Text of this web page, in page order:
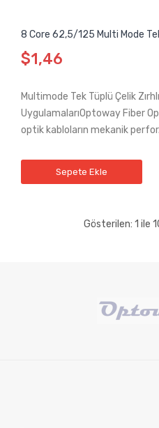
8 Core 62,5/125 Multi Mode
$1,46
Multimode Tek Tüplü Çelik
UygulamalarıOptoway Fiber
optik kabloların mekanik
Sepete Ekle
Gösterilen: 1 ile